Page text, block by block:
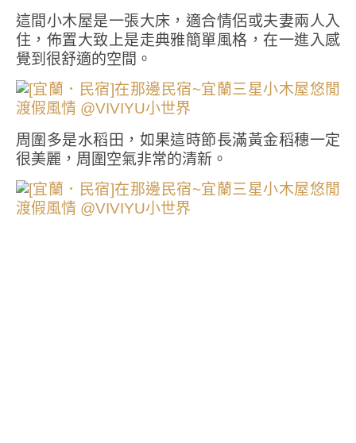
這間小木屋是一張大床，適合情侶或夫妻兩人入
住，佈置大致上是走典雅簡單風格，在一進入感
覺到很舒適的空間。
周圍多是水稻田，如果這時節長滿黃金稻穗一定
很美麗，周圍空氣非常的清新。